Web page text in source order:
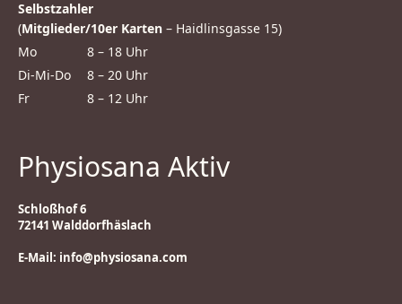
Selbstzahler
(Mitglieder/10er Karten – Haidlinsgasse 15)
Mo
8 – 18 Uhr
Di-Mi-Do
8 – 20 Uhr
Fr
8 – 12 Uhr
Physiosana Aktiv
Schloßhof 6
72141 Walddorfhäslach
E-Mail: info@physiosana.com